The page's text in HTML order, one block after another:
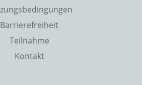
Barrierefreiheit
Teilnahme
Kontakt